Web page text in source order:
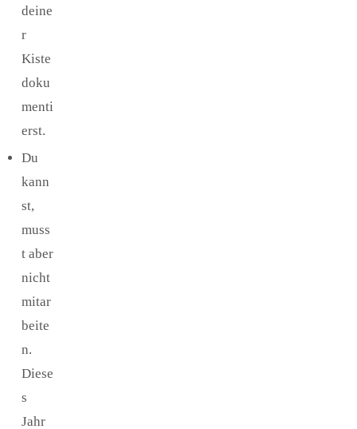
deine
r
Kiste
doku
menti
erst.
Du
kann
st,
muss
t aber
nicht
mitar
beite
n.
Diese
s
Jahr